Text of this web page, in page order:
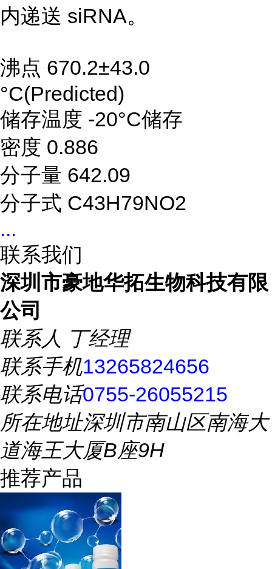
内递送 siRNA。
沸点 670.2±43.0
°C(Predicted)
储存温度 -20°C储存
密度 0.886
分子量 642.09
分子式 C43H79NO2
...
联系我们
深圳市豪地华拓生物科技有限
公司
联系人 丁经理
联系手机13265824656
联系电话0755-26055215
所在地址深圳市南山区南海大
道海王大厦B座9H
推荐产品